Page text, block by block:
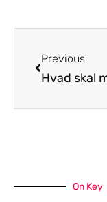
Previous
On Key